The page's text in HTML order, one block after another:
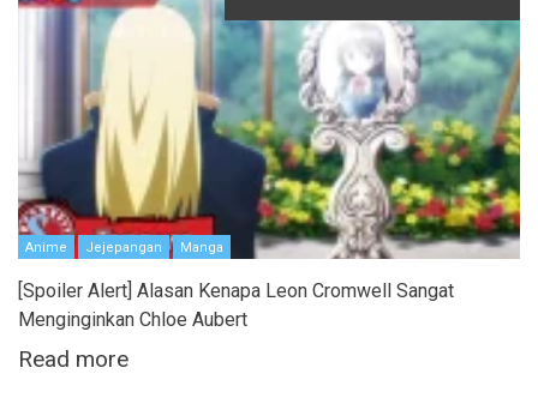
Anime Jejepangan Manga
[Spoiler Alert] Alasan Kenapa Leon Cromwell Sangat
Menginginkan Chloe Aubert
Read more